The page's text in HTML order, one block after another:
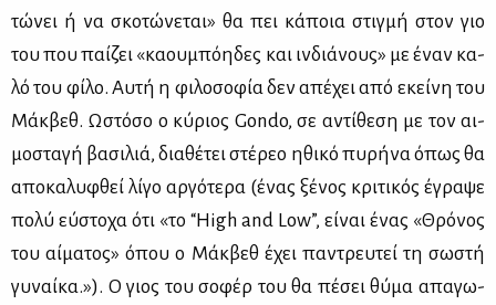
τώ­νει ή να σκο­τώ­νε­ται» θα πει κά­ποια στιγ­μή στον γιο
του που παί­ζει «κα­ου­μπό­η­δες και ιν­διά­νους» με έναν κα­
λό του φί­λο. Αυ­τή η φι­λο­σο­φία δεν απέ­χει από εκεί­νη του
Μάκ­βεθ. Ωστό­σο ο κύ­ριος Gondo, σε αντί­θε­ση με τον αι­
μο­στα­γή βα­σι­λιά, δια­θέ­τει στέ­ρεο ηθι­κό πυ­ρή­να όπως θα
απο­κα­λυ­φθεί λί­γο αρ­γό­τε­ρα (ένας ξέ­νος κρι­τι­κός έγρα­ψε
πο­λύ εύ­στο­χα ότι «το “High and Low”, εί­ναι ένας «Θρό­νος
του αί­μα­τος» όπου ο Μάκ­βεθ έχει πα­ντρευ­τεί τη σω­στή
γυ­ναί­κα.»). Ο γιος του σο­φέρ του θα πέ­σει θύ­μα απα­γω­